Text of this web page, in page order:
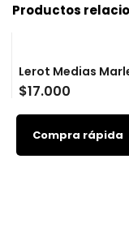
Productos
Lerot Medias
$17.000
Compra rápida